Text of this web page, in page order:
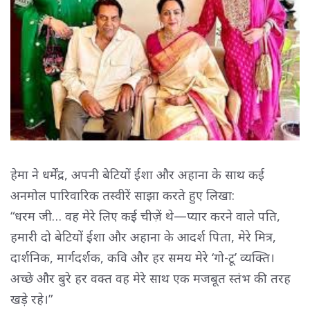
हेमा ने धर्मेंद्र, अपनी बेटियों ईशा और अहाना के साथ कई
अनमोल पारिवारिक तस्वीरें साझा करते हुए लिखा:
“धरम जी… वह मेरे लिए कई चीज़ें थे—प्यार करने वाले पति,
हमारी दो बेटियों ईशा और अहाना के आदर्श पिता, मेरे मित्र,
दार्शनिक, मार्गदर्शक, कवि और हर समय मेरे ‘गो-टू’ व्यक्ति।
अच्छे और बुरे हर वक्त वह मेरे साथ एक मजबूत स्तंभ की तरह
खड़े रहे।”